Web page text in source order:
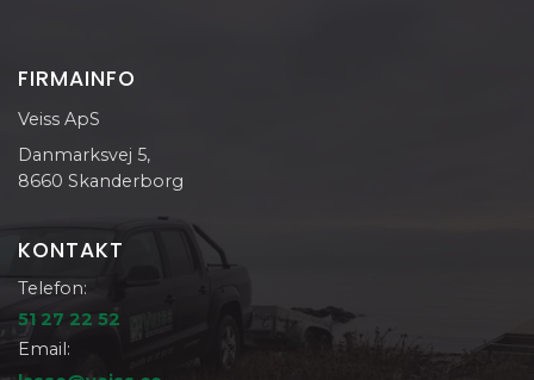
FIRMAINFO
Veiss ApS
Danmarksvej 5,
8660 Skanderborg
KONTAKT
Telefon:
51 27 22 52
Email: